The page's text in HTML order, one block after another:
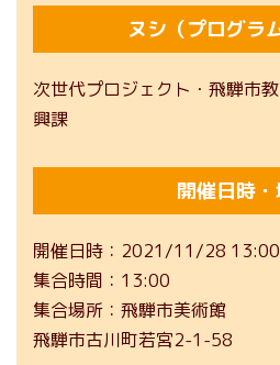
ヌシ（プログラ
次世代プロジェクト・飛騨市
興課
開催日時
開催日時
2021/11/28
集合時間
13:00
集合場所
飛騨市美術館
飛騨市古川町若宮2-1-58